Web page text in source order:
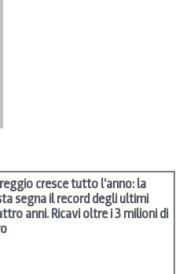
cresce tutto l’anno: la
segna il record degli ultimi
anni. Ricavi oltre i 3 milioni di